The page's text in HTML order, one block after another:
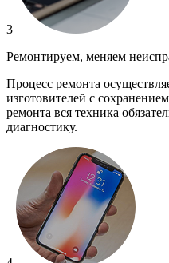
3
Ремонтируем, меняем
Процесс ремонта
изготовителей с
ремонта вся техника
диагностику.